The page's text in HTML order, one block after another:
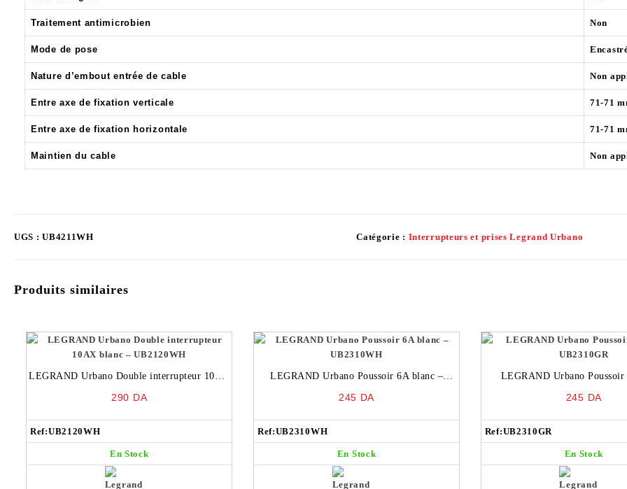
Traitement antimicrobien Non
Mode de pose
Nature d’embout entrée de cable Non
Entre axe de fixation verticale 71-71
Entre axe de fixation horizontale 71-71
Maintien du cable Non
UGS :UB4211WH Catégorie : Interrupteurs et prises Legrand Urbano
Produits similaires
LEGRAND Urbano Double interrupteur 10AX
290 DA
Ref:UB2120WH
En Stock
LEGRAND Urbano Poussoir 6A blanc –
245 DA
Ref:UB2310WH
En Stock
LEGRAND Urbano
245 DA
Ref:UB2310GR
En Stock